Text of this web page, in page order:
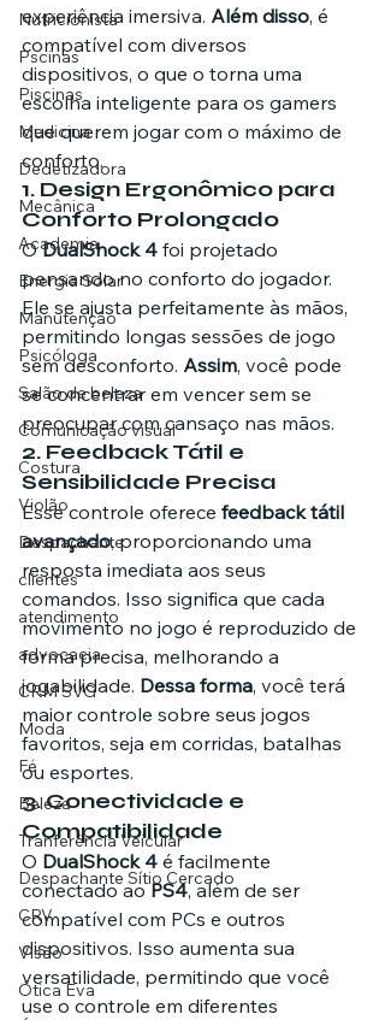
Nutricionista
Pscinas
Piscinas
Medicina
Dedetizadora
Mecânica
Academia
Energia Solar
Manutenção
Psicóloga
Salão de beleza
Comunicação visual
Costura
Violão
Despachante
clientes
atendimento
advocacia
CRM SVG
Moda
Fé
Beleza
Tranferência Veicular
Despachante Sítio Cercado
CRV
Visão
Ótica Eva
experiência imersiva. Além disso, é
compatível com diversos
dispositivos, o que o torna uma
escolha inteligente para os gamers
que querem jogar com o máximo de
conforto.
1. Design Ergonômico para
Conforto Prolongado
O DualShock 4 foi projetado
pensando no conforto do jogador.
Ele se ajusta perfeitamente às mãos,
permitindo longas sessões de jogo
sem desconforto. Assim, você pode
se concentrar em vencer sem se
preocupar com cansaço nas mãos.
2. Feedback Tátil e
Sensibilidade Precisa
Esse controle oferece feedback tátil
avançado, proporcionando uma
resposta imediata aos seus
comandos. Isso significa que cada
movimento no jogo é reproduzido de
forma precisa, melhorando a
jogabilidade. Dessa forma, você terá
maior controle sobre seus jogos
favoritos, seja em corridas, batalhas
ou esportes.
3. Conectividade e
Compatibilidade
O DualShock 4 é facilmente
conectado ao PS4, além de ser
compatível com PCs e outros
dispositivos. Isso aumenta sua
versatilidade, permitindo que você
use o controle em diferentes